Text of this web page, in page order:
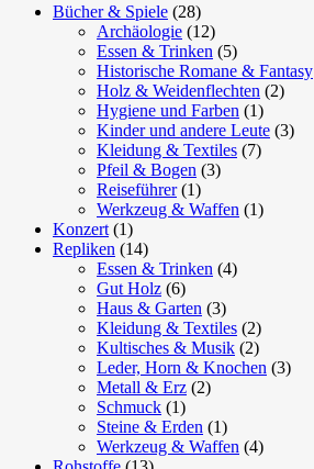
Bücher & Spiele (28)
Archäologie (12)
Essen & Trinken (5)
Historische Romane & Fantasy
Holz & Weidenflechten (2)
Hygiene und Farben (1)
Kinder und andere Leute (3)
Kleidung & Textiles (7)
Pfeil & Bogen (3)
Reiseführer (1)
Werkzeug & Waffen (1)
Konzert (1)
Repliken (14)
Essen & Trinken (4)
Gut Holz (6)
Haus & Garten (3)
Kleidung & Textiles (2)
Kultisches & Musik (2)
Leder, Horn & Knochen (3)
Metall & Erz (2)
Schmuck (1)
Steine & Erden (1)
Werkzeug & Waffen (4)